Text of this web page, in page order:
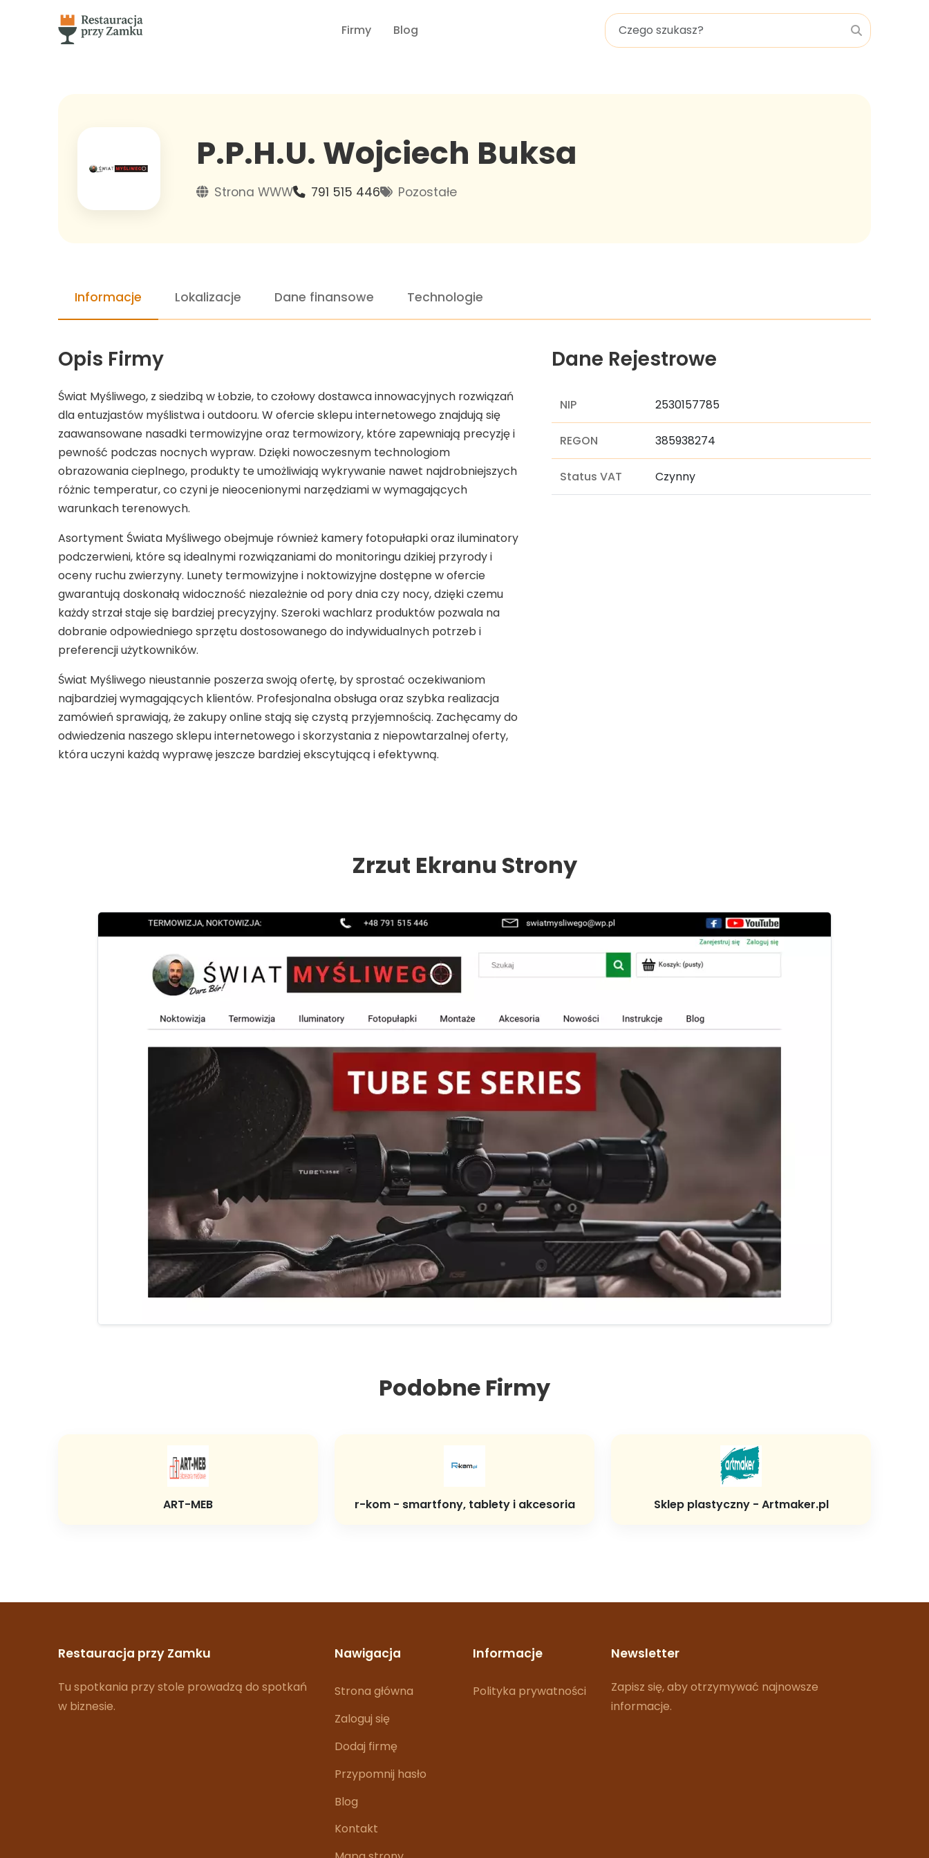
Firmy Blog
P.P.H.U. Wojciech Buksa
Strona WWW 791 515 446 Pozostałe
Informacje Lokalizacje Dane finansowe Technologie
Opis Firmy
Świat Myśliwego, z siedzibą w Łobzie, to czołowy dostawca innowacyjnych rozwiązań
dla entuzjastów myślistwa i outdooru. W ofercie sklepu internetowego znajdują się
zaawansowane nasadki termowizyjne oraz termowizory, które zapewniają precyzję i
pewność podczas nocnych wypraw. Dzięki nowoczesnym technologiom
obrazowania cieplnego, produkty te umożliwiają wykrywanie nawet najdrobniejszych
różnic temperatur, co czyni je nieocenionymi narzędziami w wymagających
warunkach terenowych.
Asortyment Świata Myśliwego obejmuje również kamery fotopułapki oraz iluminatory
podczerwieni, które są idealnymi rozwiązaniami do monitoringu dzikiej przyrody i
oceny ruchu zwierzyny. Lunety termowizyjne i noktowizyjne dostępne w ofercie
gwarantują doskonałą widoczność niezależnie od pory dnia czy nocy, dzięki czemu
każdy strzał staje się bardziej precyzyjny. Szeroki wachlarz produktów pozwala na
dobranie odpowiedniego sprzętu dostosowanego do indywidualnych potrzeb i
preferencji użytkowników.
Świat Myśliwego nieustannie poszerza swoją ofertę, by sprostać oczekiwaniom
najbardziej wymagających klientów. Profesjonalna obsługa oraz szybka realizacja
zamówień sprawiają, że zakupy online stają się czystą przyjemnością. Zachęcamy do
odwiedzenia naszego sklepu internetowego i skorzystania z niepowtarzalnej oferty,
która uczyni każdą wyprawę jeszcze bardziej ekscytującą i efektywną.
Dane Rejestrowe
NIP 2530157785
REGON 385938274
Status VAT Czynny
Zrzut Ekranu Strony
Podobne Firmy
ART-MEB r-kom - smartfony, tablety i akcesoria Sklep plastyczny - Artmaker.pl
Restauracja przy Zamku
Tu spotkania przy stole prowadzą do spotkań
w biznesie.
Nawigacja
Strona główna
Zaloguj się
Dodaj firmę
Przypomnij hasło
Blog
Kontakt
Informacje
Polityka prywatności
Newsletter
Zapisz się, aby otrzymywać najnowsze
informacje.